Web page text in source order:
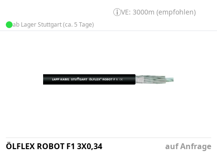
VE: 3000m (empfohlen)
ab Lager Stuttgart (ca. 5 Tage)
ÖLFLEX ROBOT F1 3X0,34 auf Anfrage